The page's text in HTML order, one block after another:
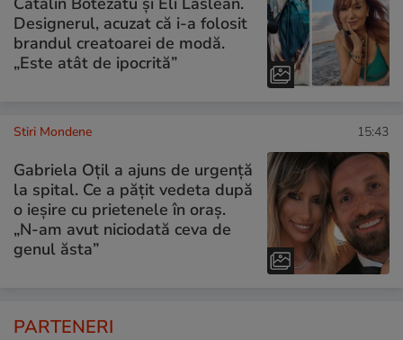
Designerul, acuzat că i-a folosit
brandul creatoarei de modă.
„Este atât de ipocrită”
Stiri Mondene 15:43
Gabriela Oțil a ajuns de urgență
la spital. Ce a pățit vedeta după
o ieșire cu prietenele în oraș.
„N-am avut niciodată ceva de
genul ăsta”
PARTENERI